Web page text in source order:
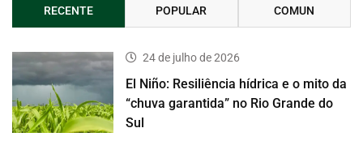
RECENTE POPULAR COMUN
24 de julho de 2026
El Niño: Resiliência hídrica e o mito da
“chuva garantida” no Rio Grande do
Sul